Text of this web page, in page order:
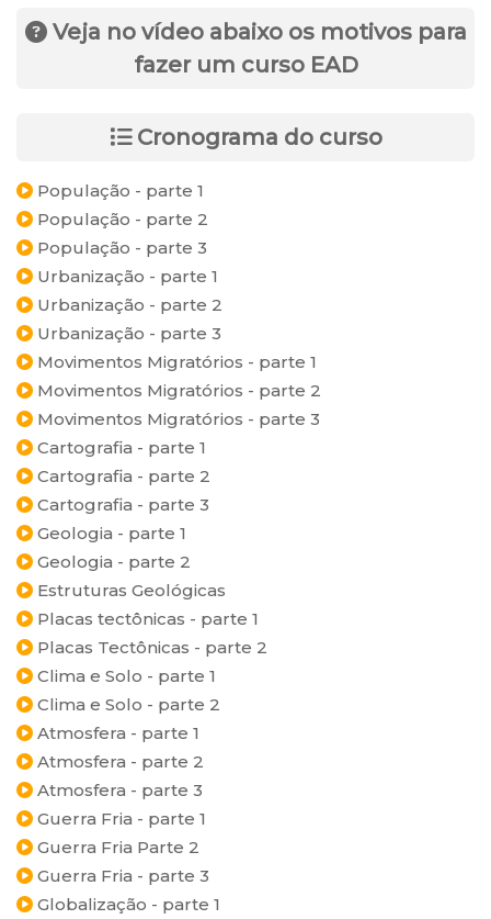
Veja no vídeo abaixo os motivos para
fazer um curso EAD
Cronograma do curso
População - parte 1
População - parte 2
População - parte 3
Urbanização - parte 1
Urbanização - parte 2
Urbanização - parte 3
Movimentos Migratórios - parte 1
Movimentos Migratórios - parte 2
Movimentos Migratórios - parte 3
Cartografia - parte 1
Cartografia - parte 2
Cartografia - parte 3
Geologia - parte 1
Geologia - parte 2
Estruturas Geológicas
Placas tectônicas - parte 1
Placas Tectônicas - parte 2
Clima e Solo - parte 1
Clima e Solo - parte 2
Atmosfera - parte 1
Atmosfera - parte 2
Atmosfera - parte 3
Guerra Fria - parte 1
Guerra Fria Parte 2
Guerra Fria - parte 3
Globalização - parte 1